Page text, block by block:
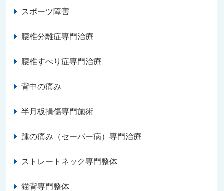
スポーツ障害
腰椎分離症専門治療
腰椎すべり症専門治療
背中の痛み
半月板損傷専門施術
踵の痛み（セーバー病）専門治療
ストレートネック専門整体
猫背専門整体